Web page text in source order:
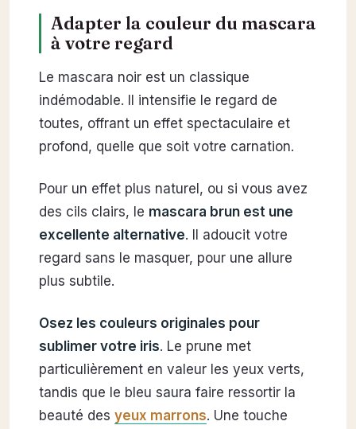
Adapter la couleur du mascara
à votre regard
Le mascara noir est un classique
indémodable. Il intensifie le regard de
toutes, offrant un effet spectaculaire et
profond, quelle que soit votre carnation.
Pour un effet plus naturel, ou si vous avez
des cils clairs, le mascara brun est une
excellente alternative. Il adoucit votre
regard sans le masquer, pour une allure
plus subtile.
Osez les couleurs originales pour
sublimer votre iris. Le prune met
particulièrement en valeur les yeux verts,
tandis que le bleu saura faire ressortir la
beauté des yeux marrons. Une touche